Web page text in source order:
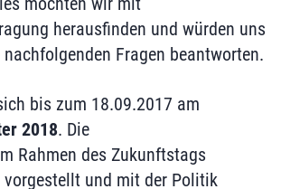
herausfinden und würden uns
Fragen beantworten.
bis zum 18.09.2017 am
2018. Die
Rahmen des Zukunftstags
vorgestellt und mit der Politik